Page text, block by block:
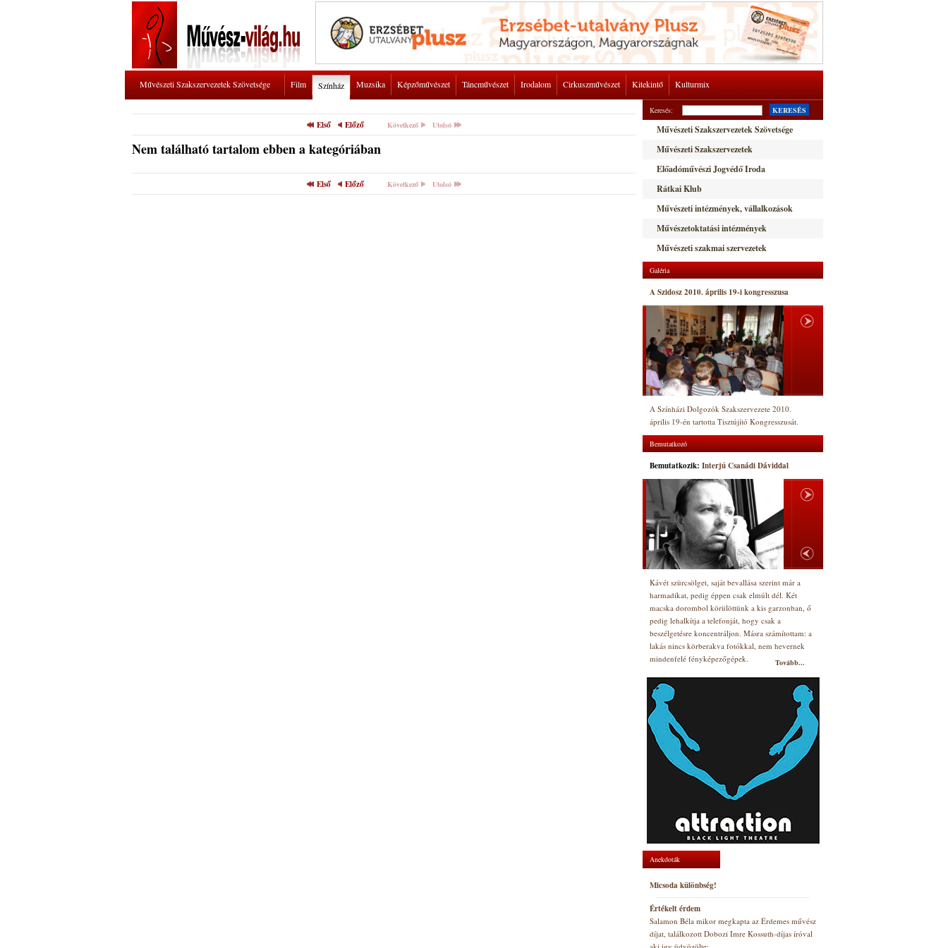
Művészeti Szakszervezetek Szövetsége Film Színház Muzsika Képzőművészet Táncművészet Irodalom Cirkuszművészet Kitekintő Kulturmix
Első Előző Következő Utolsó
Nem található tartalom ebben a kategóriában
Első Előző Következő Utolsó
Keresés: KERESÉS
Művészeti Szakszervezetek Szövetsége
Művészeti Szakszervezetek
Előadóművészi Jogvédő Iroda
Rátkai Klub
Művészeti intézmények, vállalkozások
Művészetoktatási intézmények
Művészeti szakmai szervezetek
Galéria
A Szidosz 2010. április 19-i kongresszusa
A Színházi Dolgozók Szakszervezete 2010.
április 19-én tartotta Tisztújító Kongresszusát.
Bemutatkozó
Bemutatkozik: Interjú Csanádi Dáviddal
Kávét szürcsölget, saját bevallása szerint már a
harmadikat, pedig éppen csak elmúlt dél. Két
macska dorombol körülöttünk a kis garzonban, ő
pedig lehalkítja a telefonját, hogy csak a
beszélgetésre koncentráljon. Másra számítottam: a
lakás nincs körberakva fotókkal, nem hevernek
mindenfelé fényképezőgépek.
Tovább...
Anekdoták
Micsoda különbség!
Értékelt érdem
Salamon Béla mikor megkapta az Érdemes művész
díjat, találkozott Dobozi Imre Kossuth-díjas íróval